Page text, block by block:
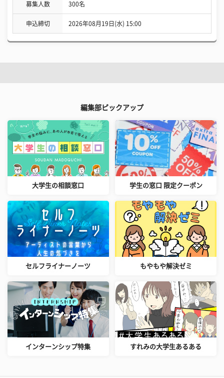
募集人数 300名
申込締切 2026年08月19日(水) 15:00
編集部ピックアップ
大学生の相談窓口 学生の窓口 限定クーポン
セルフライナーノーツ もやもや解決ゼミ
インターンシップ特集 すれみの大学生あるある